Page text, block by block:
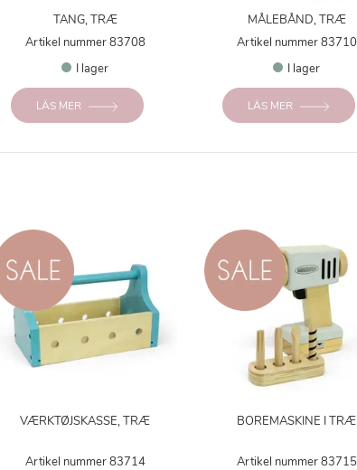
TANG, TRÆ
Artikel nummer 83708
I lager
LÄS MER
MÅLEBÅND, TRÆ
Artikel nummer 83710
I lager
LÄS MER
VÆRKTØJSKASSE, TRÆ
Artikel nummer 83714
BOREMASKINE I TRÆ
Artikel nummer 83715